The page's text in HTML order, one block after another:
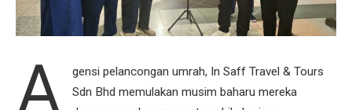
A
gensi pelancongan umrah, In Saff Travel & Tours
Sdn Bhd memulakan musim baharu mereka